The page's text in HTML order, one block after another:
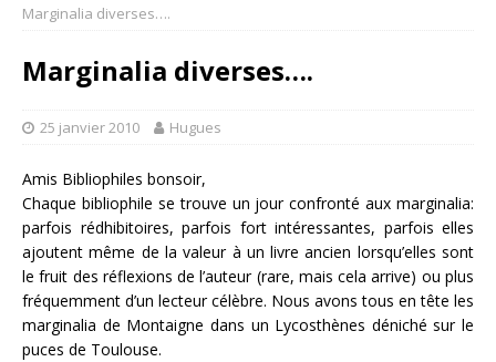
Marginalia diverses….
Marginalia diverses….
25 janvier 2010 Hugues
Amis Bibliophiles bonsoir,
Chaque bibliophile se trouve un jour confronté aux marginalia:
parfois rédhibitoires, parfois fort intéressantes, parfois elles
ajoutent même de la valeur à un livre ancien lorsqu’elles sont
le fruit des réflexions de l’auteur (rare, mais cela arrive) ou plus
fréquemment d’un lecteur célèbre. Nous avons tous en tête les
marginalia de Montaigne dans un Lycosthènes déniché sur le
puces de Toulouse.